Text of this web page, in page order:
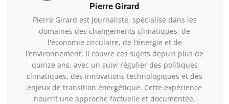
Pierre Girard
Pierre Girard est journaliste, spécialisé dans les
domaines des changements climatiques, de
l'économie circulaire, de l’énergie et de
l’environnement. Il couvre ces sujets depuis plus de
quinze ans, avec un suivi régulier des politiques
climatiques, des innovations technologiques et des
enjeux de transition énergétique. Cette expérience
nourrit une approche factuelle et documentée,